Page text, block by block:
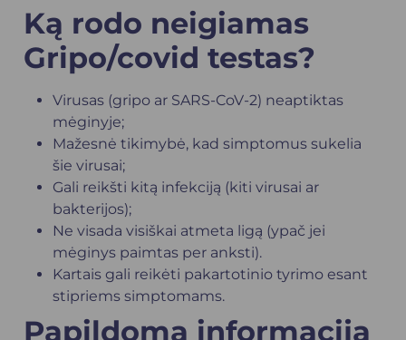
Ką rodo neigiamas
Gripo/covid testas?
Virusas (gripo ar SARS-CoV-2) neaptiktas
mėginyje;
Mažesnė tikimybė, kad simptomus sukelia
šie virusai;
Gali reikšti kitą infekciją (kiti virusai ar
bakterijos);
Ne visada visiškai atmeta ligą (ypač jei
mėginys paimtas per anksti).
Kartais gali reikėti pakartotinio tyrimo esant
stipriems simptomams.
Papildoma informacija